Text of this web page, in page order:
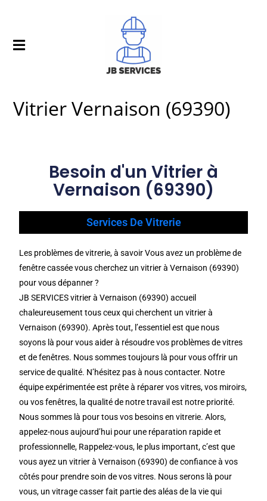
Vitrier Vernaison (69390)
Besoin d'un Vitrier à
Vernaison (69390)
Services De Vitrerie
Les problèmes de vitrerie, à savoir Vous avez un problème de
fenêtre cassée vous cherchez un vitrier à Vernaison (69390)
pour vous dépanner ?
JB SERVICES vitrier à Vernaison (69390) accueil
chaleureusement tous ceux qui cherchent un vitrier à
Vernaison (69390). Après tout, l’essentiel est que nous
soyons là pour vous aider à résoudre vos problèmes de vitres
et de fenêtres. Nous sommes toujours là pour vous offrir un
service de qualité. N’hésitez pas à nous contacter. Notre
équipe expérimentée est prête à réparer vos vitres, vos miroirs,
ou vos fenêtres, la qualité de notre travail est notre priorité.
Nous sommes là pour tous vos besoins en vitrerie. Alors,
appelez-nous aujourd’hui pour une réparation rapide et
professionnelle, Rappelez-vous, le plus important, c’est que
vous ayez un vitrier à Vernaison (69390) de confiance à vos
côtés pour prendre soin de vos vitres. Nous serons là pour
vous, un vitrage casser fait partie des aléas de la vie qui